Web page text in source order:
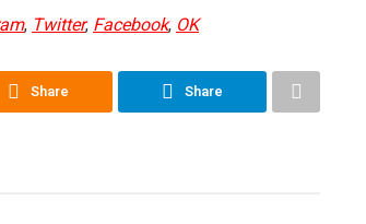
, Twitter, Facebook, OK
Share Share